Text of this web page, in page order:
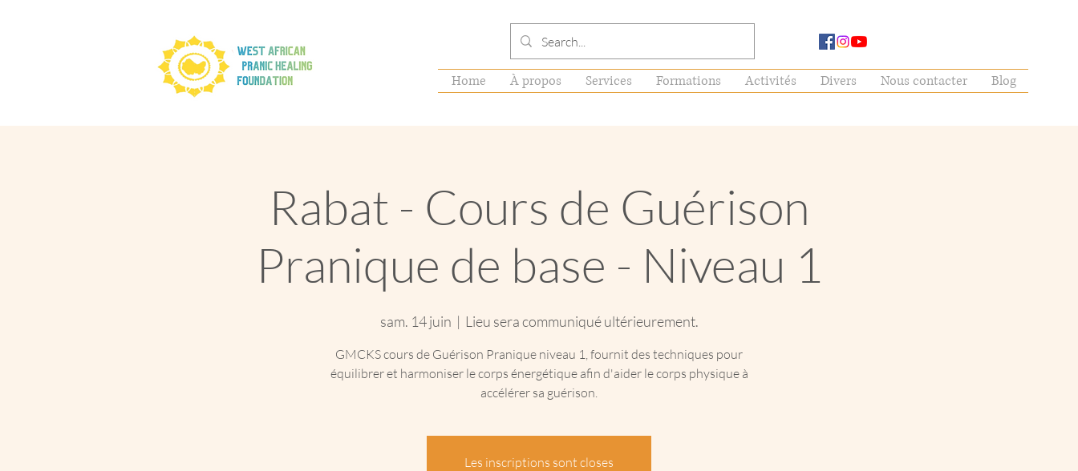
Home À propos Services Formations Activités Divers Nous contacter Blog
Rabat - Cours de Guérison
Pranique de base - Niveau 1
sam. 14 juin
  |
Lieu sera communiqué ultérieurement.
GMCKS cours de Guérison Pranique niveau 1, fournit des techniques pour
équilibrer et harmoniser le corps énergétique afin d'aider le corps physique à
accélérer sa guérison.
Les inscriptions sont closes